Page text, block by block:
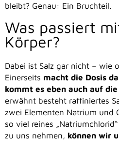
bleibt? Genau: Ein Bruchteil.
Was passiert
Körper?
Dabei ist Salz gar nicht – wie
Einerseits macht die Dosis
kommt es eben auch auf
erwähnt besteht raffiniertes
zwei Elementen Natrium und
so viel reines
zu uns nehmen, können wir